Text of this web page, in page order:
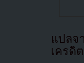
แปล
เครดิ